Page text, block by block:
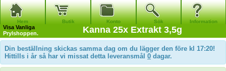
Hem Butik Konto Sök Information
Visa Vanliga
Prylshoppen.
Kanna 25x Extrakt 3,5g
Din beställning skickas samma dag om du lägger den före kl 17:20!
Hittills i år så har vi missat detta leveransmål 0 dagar.